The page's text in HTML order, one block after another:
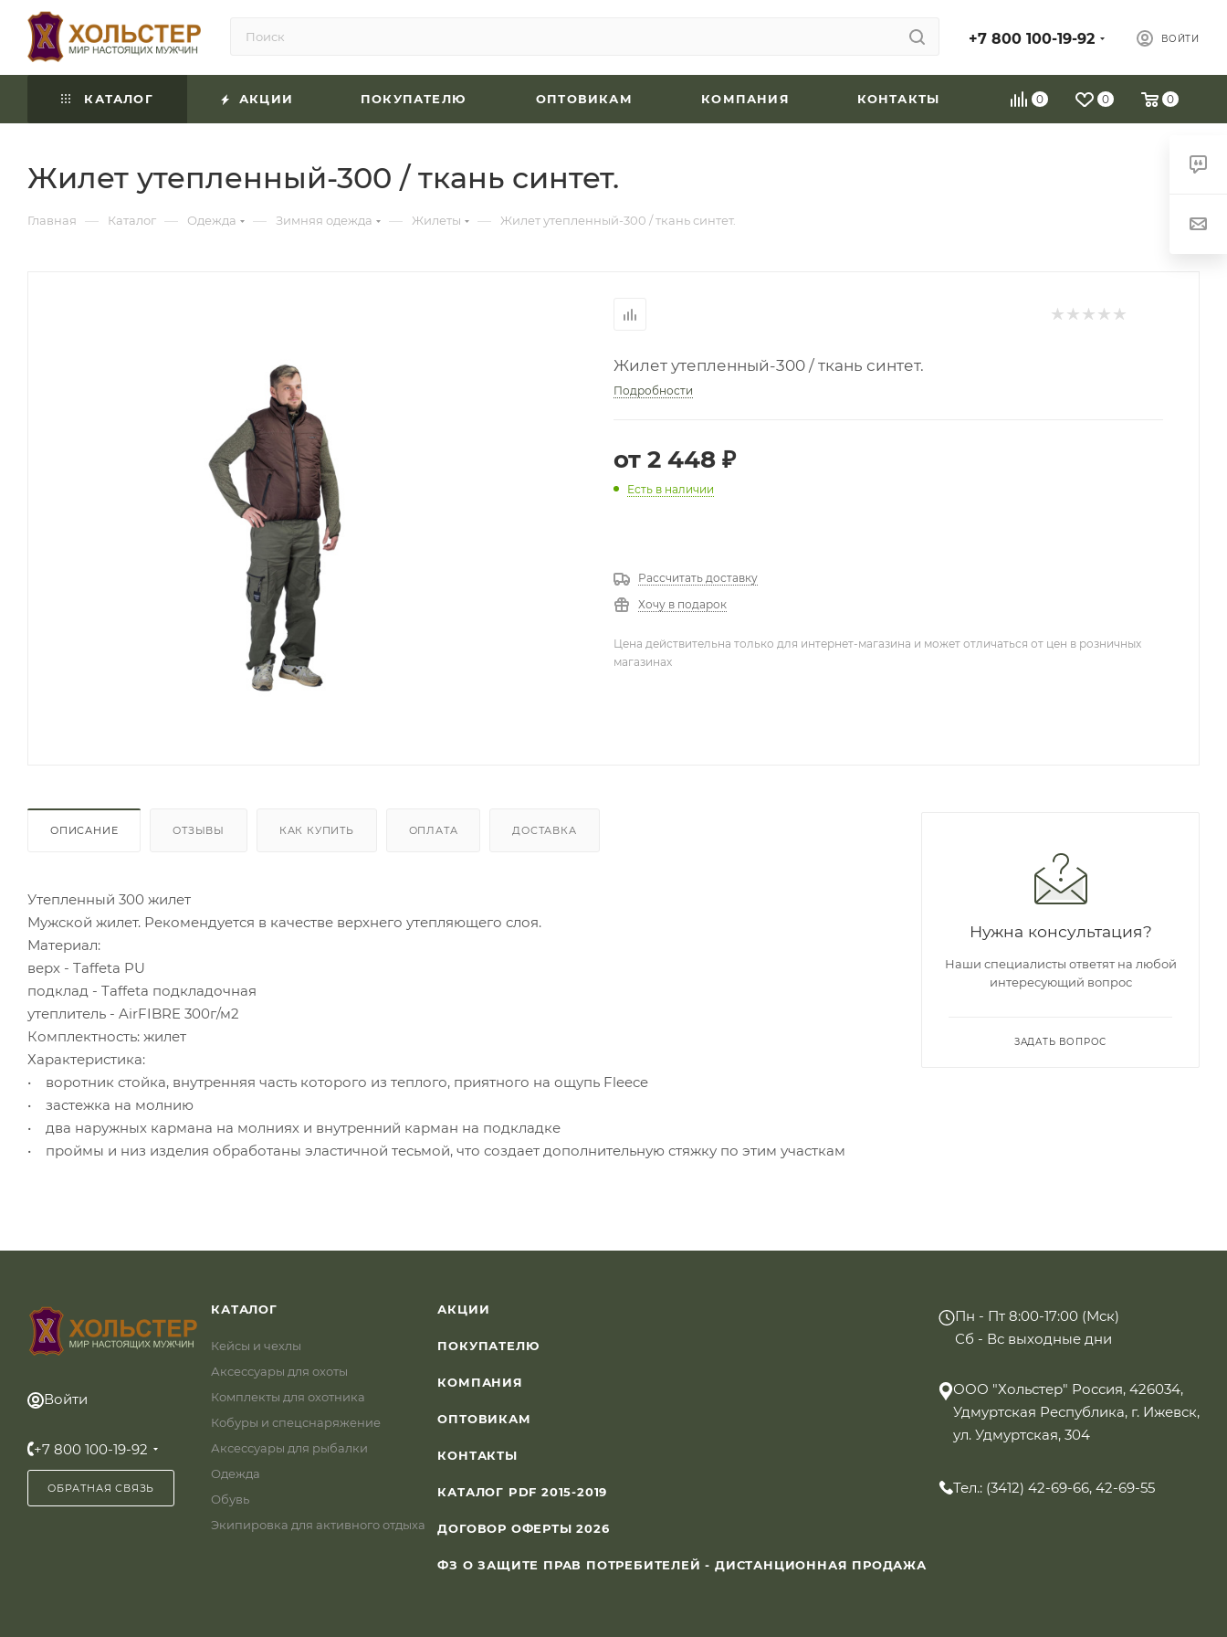
+7 800 100-19-92 ВОЙТИ
0 0 0
КАТАЛОГ АКЦИИ ПОКУПАТЕЛЮ ОПТОВИКАМ КОМПАНИЯ КОНТАКТЫ
Жилет утепленный-300 / ткань синтет.
Главная — Каталог — Одежда — Зимняя одежда — Жилеты — Жилет утепленный-300 / ткань синтет.
Жилет утепленный-300 / ткань синтет.
Подробности
от 2 448 ₽
Есть в наличии
Рассчитать доставку
Хочу в подарок
Цена действительна только для интернет-магазина и может отличаться от цен в розничных
магазинах
ОПИСАНИЕ ОТЗЫВЫ КАК КУПИТЬ ОПЛАТА ДОСТАВКА
Утепленный 300 жилет
Мужской жилет. Рекомендуется в качестве верхнего утепляющего слоя.
Материал:
верх - Taffeta PU
подклад - Taffeta подкладочная
утеплитель - AirFIBRE 300г/м2
Комплектность: жилет
Характеристика:
• воротник стойка, внутренняя часть которого из теплого, приятного на ощупь Fleece
• застежка на молнию
• два наружных кармана на молниях и внутренний карман на подкладке
• проймы и низ изделия обработаны эластичной тесьмой, что создает дополнительную стяжку по этим участкам
Нужна консультация?
Наши специалисты ответят на любой
интересующий вопрос
ЗАДАТЬ ВОПРОС
Войти
+7 800 100-19-92
ОБРАТНАЯ СВЯЗЬ
КАТАЛОГ
Кейсы и чехлы
Аксессуары для охоты
Комплекты для охотника
Кобуры и спецснаряжение
Аксессуары для рыбалки
Одежда
Обувь
Экипировка для активного отдыха
АКЦИИ
ПОКУПАТЕЛЮ
КОМПАНИЯ
ОПТОВИКАМ
КОНТАКТЫ
КАТАЛОГ PDF 2015-2019
ДОГОВОР ОФЕРТЫ 2026
ФЗ О ЗАЩИТЕ ПРАВ ПОТРЕБИТЕЛЕЙ - ДИСТАНЦИОННАЯ ПРОДАЖА
Пн - Пт 8:00-17:00 (Мск)
Сб - Вс выходные дни
ООО "Хольстер" Россия, 426034,
Удмуртская Республика, г. Ижевск,
ул. Удмуртская, 304
Тел.: (3412) 42-69-66, 42-69-55